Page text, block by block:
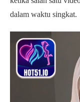
dalam waktu singkat.